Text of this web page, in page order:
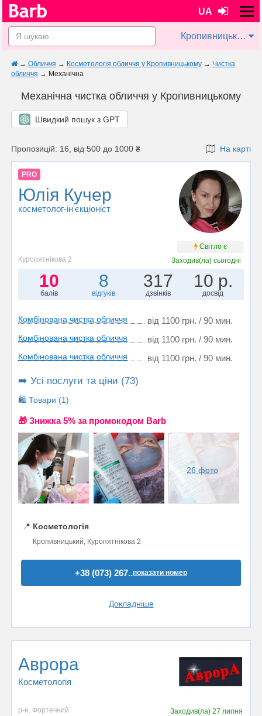
UA
Кропивницький
→ Обличчя → Косметологія обличчя у Кропивницькому → Чистка
обличчя → Механічна
Механічна чистка обличчя у Кропивницькому
Швидкий пошук з GPT
Пропозицій: 16, від 500 до 1000 ₴ На карті
PRO
Юлія Кучер
косметолог-ін'єкціоніст
Світло є
Куропятнікова 2
Заходив(ла)сьогодні
10
балів
8
відгуків
317
дзвінків
10 р.
досвід
Комбінована чистка обличчя від 1100 грн. / 90 мин.
Комбінована чистка обличчя від 1100 грн. / 90 мин.
Комбінована чистка обличчя від 1100 грн. / 90 мин.
➡️ Усі послуги та ціни (73)
🛍️ Товари (1)
🎁 Знижка 5% за промокодом Barb
26 фото
📍 Косметологія
Кропивницький, Куропятнікова 2
+38 (073) 267..показати номер
Докладніше
Аврора
Косметологія
р-н. Фортечний Заходив(ла) 27 липня